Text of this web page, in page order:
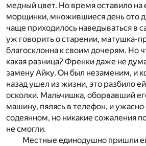
медный цвет. Но время оставило на
морщинки, множившиеся день ото
чаще приходилось наведываться в
уж говорить о старении, матушка-
благосклонна к своим дочерям. Но
какая разница? Френки даже не
замену Айку. Он был незаменим, и
назад ушел из жизни, это разбило
осколки. Мальчишка, оборвавший
машину, пялясь в телефон, и
содеянном, но никакие сожаления
не смогли.
Местные единодушно пришли